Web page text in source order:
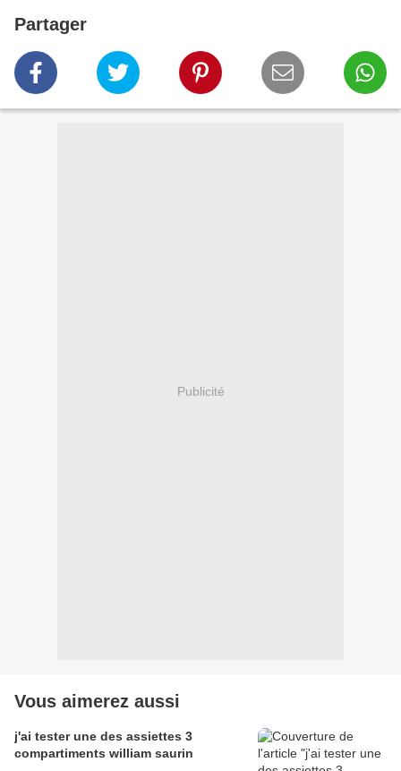
Partager
Publicité
Vous aimerez aussi
j'ai tester une des assiettes 3
compartiments william saurin